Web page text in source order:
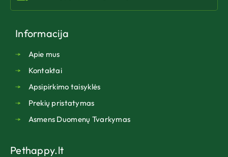
Informacija
Apie mus
Kontaktai
Apsipirkimo taisyklės
Prekių pristatymas
Asmens Duomenų Tvarkymas
Pethappy.lt